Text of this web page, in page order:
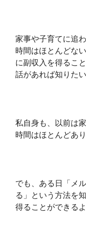
家事や子育てに追
時間はほとんどな
に副収入を得るこ
話があれば知りた
私自身も、以前は
時間はほとんどあ
でも、ある日「メ
る」という方法を
得ることができる